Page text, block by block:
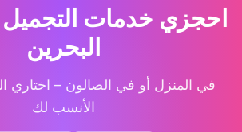
احجزي خدمات
البحرين
في المنزل أو في الصالون – اختاري
الأنسب لك